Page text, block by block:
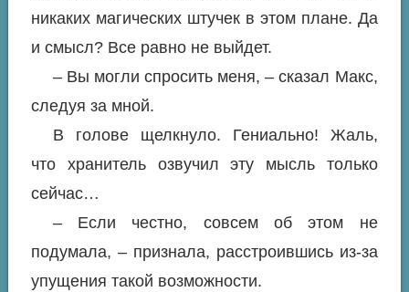
никаких магических штучек в этом плане. Да
и смысл? Все равно не выйдет.
– Вы могли спросить меня, – сказал Макс,
следуя за мной.
В голове щелкнуло. Гениально! Жаль,
что хранитель озвучил эту мысль только
сейчас…
– Если честно, совсем об этом не
подумала, – признала, расстроившись из-за
упущения такой возможности.